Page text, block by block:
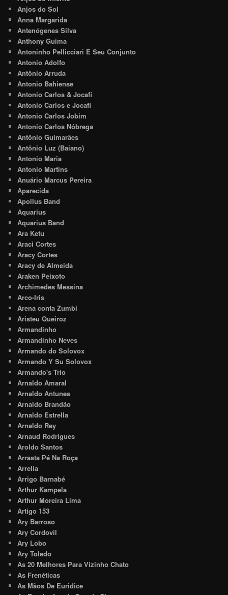
Anjos do Sol
Anna Margarida
Antenógenes Silva
Anthony Guima
Antoninho Pellicciari E Seu Conjunto
Antonio Adolfo
Antônio Arruda
Antonio Bahiense
Antonio Carlos & Jocafi
Antonio Carlos e Jocafi
Antonio Carlos Jobim
Antonio Carlos Nóbrega
Antônio Guimarães
Antônio Luz (Baiano)
Antonio Maria
Antonio Martins
Anuário Marcus Pereira
Aparecida
Apollus Band
Aquarius
Aquarius Band
Ara Ketu
Araci Cortes
Aracy Cortes
Aracy de Almeida
Araken Peixoto
Archimedes Messina
Arco-Iris
Arena conta Zumbi
Aristeu Queiroz
Armandinho
Armandinho Neves
Armando do Solovox
Armando Y Su Solovox
Armando's Trio
Arnaldo Amaral
Arnaldo Antunes
Arnaldo Brandão
Arnaldo Estrella
Arnaldo Rey
Arnaud Rodrigues
Aroldo Santos
Arrasta Pé Na Roça
Arrelia
Arrigo Barnabé
Arthur Kampela
Arthur Moreira Lima
Artigo 153
Ary Barroso
Ary Cordovil
Ary Lobo
Ary Toledo
As 20 Melhores Para Vizinho Chato
As Frenéticas
As Mãos De Euridice